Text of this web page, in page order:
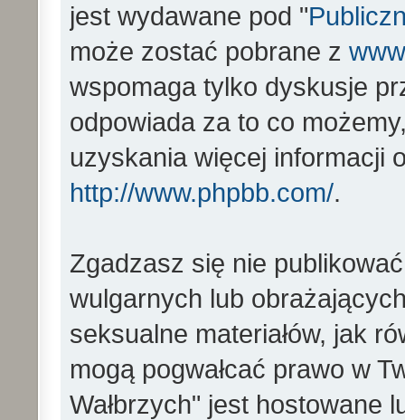
jest wydawane pod "
może zostać pobrane z
wspomaga tylko dyskusje
odpowiada za to co
uzyskania więcej informacji
http://www.phpbb.com/.
Zgadzasz się nie
wulgarnych lub
seksualne materiałów, jak
mogą pogwałcać prawo w
Wałbrzych" jest hostowane